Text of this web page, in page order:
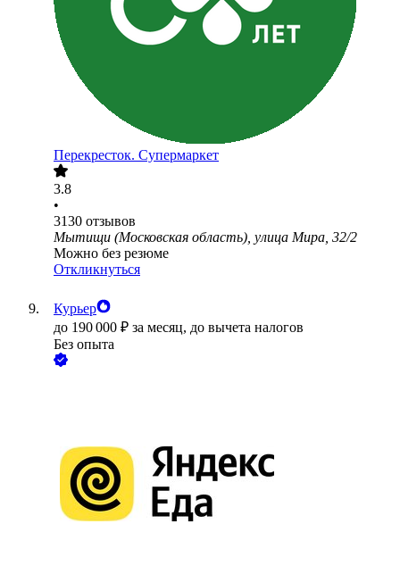
Перекресток. Супермаркет
3.8
•
3130 отзывов
Мытищи (Московская область), улица Мира, 32/2
Можно без резюме
Откликнуться
Курьер
до 190 000 ₽ за месяц, до вычета налогов
Без опыта